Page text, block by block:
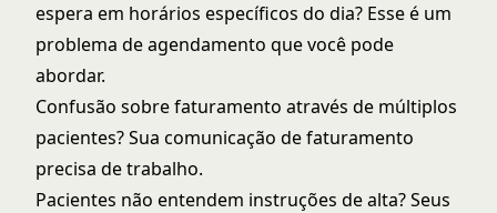
espera em horários específicos do dia? Esse é um
problema de agendamento que você pode
abordar.
Confusão sobre faturamento através de múltiplos
pacientes? Sua comunicação de faturamento
precisa de trabalho.
Pacientes não entendem instruções de alta? Seus